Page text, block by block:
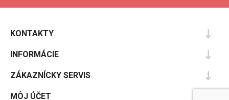
KONTAKTY
INFORMÁCIE
ZÁKAZNÍCKY SERVIS
MÔJ ÚČET